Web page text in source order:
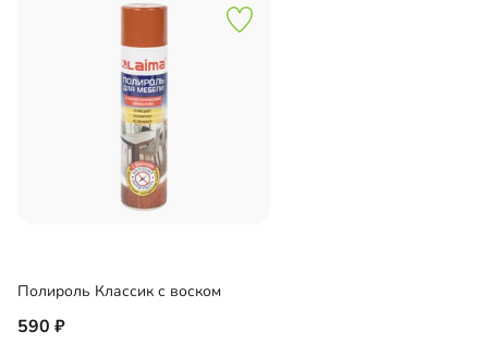
Полироль Классик с воском
590